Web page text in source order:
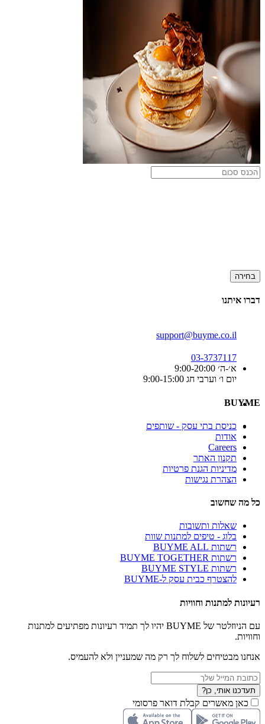
בחירה
דברו איתנו
support@buyme.co.il
03-3737117
א׳-ה׳ 9:00-20:00
יום ו׳ וערבי חג 9:00-15:00
BUYME
כניסת בתי עסק - שותפים
אודות
Careers
תקנון האתר
מדיניות הגנת פרטיות
הצהרת נגישות
כל מה שחשוב
שאלות ותשובות
בלוג - טיפים למתנות שוות
רשתות BUYME ALL
רשתות BUYME TOGETHER
רשתות BUYME STYLE
להצטרף כבית עסק ל-BUYME
רעיונות למתנות וחוויות
עם הניוזלטר של BUYME יהיו לך תמיד רעיונות מפתיעים למתנות
וחוויות.
אנחנו מבטיחים לשלוח לך רק מה שמעניין ולא להעמיס.
תעדכנו אותי, כן?
כאן מאשרים קבלת דואר פרסומי